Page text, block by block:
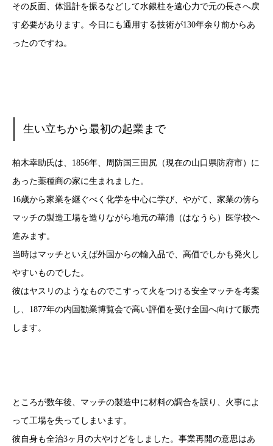
その反面、体温計を振るなどして水銀柱を遠心力で元の長さへ戻
す必要があります。今日にも通用する技術が130年余り前からあ
ったのですね。
生い立ちから最初の起業まで
柏木幸助氏は、1856年、周防国三田尻（現在の山口県防府市）に
あった薬種商の家に生まれました。
16歳から家業を継ぐべく化学を中心に学び、やがて、家業の傍ら
マッチの製造工場を造りながら地元の華浦（はなうら）医学校へ
進みます。
当時はマッチといえば外国からの輸入品で、高価でしかも発火し
やすいものでした。
彼はヤスリのようなものでこすって火をつける安全マッチを考案
し、1877年の内国勧業博覧会で高い評価を受け全国へ向けて販売
します。
ところが数年後、マッチの製造中に材料の調合を誤り、火事によ
って工場を失ってしまいます。
彼自身も全治3ヶ月の大やけどをしました。事業再開の意思はあ